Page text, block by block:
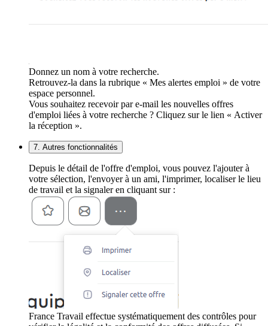
Donnez un nom à votre recherche.
Retrouvez-la dans la rubrique « Mes alertes emploi » de votre
espace personnel.
Vous souhaitez recevoir par e-mail les nouvelles offres
d'emploi liées à votre recherche ? Cliquez sur le lien « Activer
la réception ».
7. Autres fonctionnalités
Depuis le détail de l'offre d'emploi, vous pouvez l'ajouter à
votre sélection, l'envoyer à un ami, l'imprimer, localiser le lieu
de travail et la signaler en cliquant sur :
France Travail effectue systématiquement des contrôles pour